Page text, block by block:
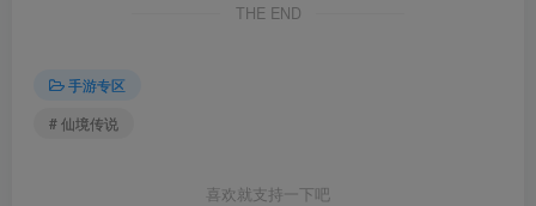
THE END
手游专区
# 仙境传说
喜欢就支持一下吧